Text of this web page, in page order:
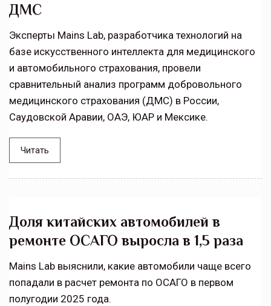
ДМС
Эксперты Mains Lab, разработчика технологий на
базе искусственного интеллекта для медицинского
и автомобильного страхования, провели
сравнительный анализ программ добровольного
медицинского страхования (ДМС) в России,
Саудовской Аравии, ОАЭ, ЮАР и Мексике.
Читать
Доля китайских автомобилей в
ремонте ОСАГО выросла в 1,5 раза
Mains Lab выяснили, какие автомобили чаще всего
попадали в расчет ремонта по ОСАГО в первом
полугодии 2025 года.